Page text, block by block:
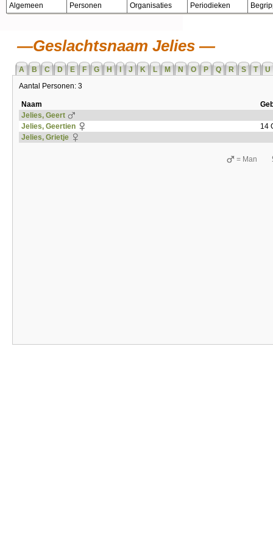
Algemeen Personen Organisaties Periodieken
Geslachtsnaam Jelies
A B C D E F G H J K L M N O P Q R S T
U
Aantal Personen: 3
Naam
Jelies, Geert
Jelies, Geertien
14
Jelies, Grietje
= Man